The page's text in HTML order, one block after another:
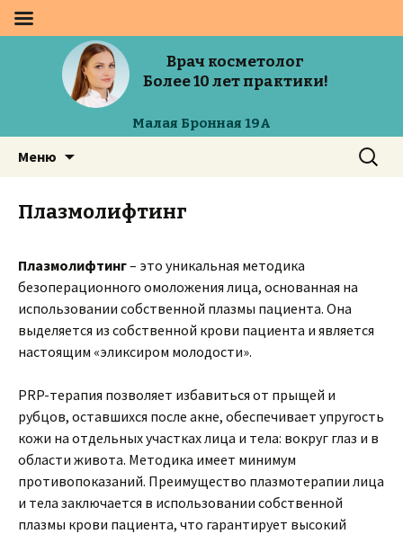
Врач косметолог
Более 10 лет практики!
Малая Бронная 19А
Меню Найти:
Плазмолифтинг
Плазмолифтинг– это уникальная методика
безоперационного омоложения лица, основанная на
использовании собственной плазмы пациента. Она
выделяется из собственной крови пациента и является
настоящим «эликсиром молодости».
PRP-терапия позволяет избавиться от прыщей и
рубцов, оставшихся после акне, обеспечивает упругость
кожи на отдельных участках лица и тела: вокруг глаз и в
области живота. Методика имеет минимум
противопоказаний. Преимущество плазмотерапии лица
и тела заключается в использовании собственной
плазмы крови пациента, что гарантирует высокий